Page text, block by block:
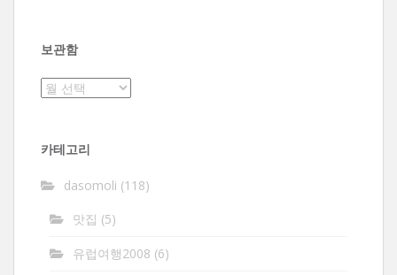
보관함
보
카테고리
dasomoli (118)
맛집 (5)
유럽여행2008 (6)